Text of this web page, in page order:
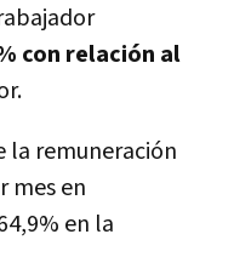
con relación al
la remuneración
mes en
en la